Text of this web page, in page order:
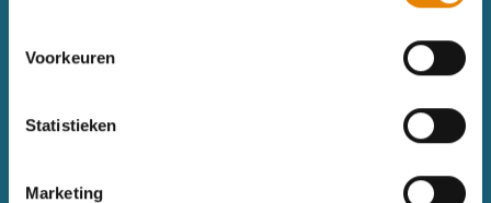
Voorkeuren
Statistieken
Marketing
Wandelinspiratie